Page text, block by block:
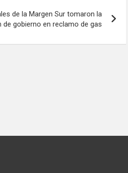
de la Margen Sur tomaron la
de gobierno en reclamo de gas